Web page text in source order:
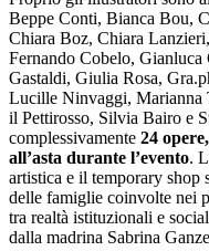
Beppe Conti, Bianca Bou,
Chiara Boz, Chiara
Fernando Cobelo,
Gastaldi, Giulia Rosa,
Lucille Ninvaggi, Marianna
il Pettirosso, Silvia Bairo e
complessivamente 24
all’asta durante l’evento.
artistica e il temporary shop
delle famiglie coinvolte nei
tra realtà istituzionali e
dalla madrina Sabrina